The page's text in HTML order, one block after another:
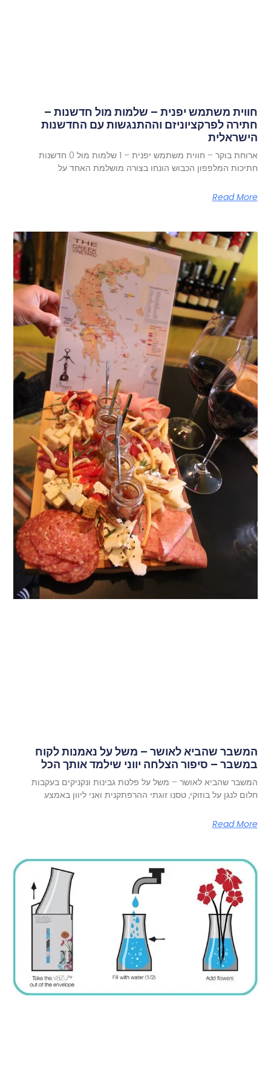
חווית משתמש יפנית – שלמות מול חדשנות –
חתירה לפרקציוניזם וההתנגשות עם החדשנות
הישראלית
ארוחת בוקר – חווית משתמש יפנית – 1 שלמות מול 0 חדשנות
חתיכות המלפפון הכבוש הונחו בצורה מושלמת האחד על
Read More
המשבר שהביא לאושר – משל על נאמנות לקוח
במשבר – סיפור הצלחה יווני שילמד אותך הכל
המשבר שהביא לאושר – משל על פלטת גבינות ונקניקים בעקבות
חלום לנגן על בוזוקי, טסנו זוגתי ההרפתקנית ואני ליוון באמצע
Read More